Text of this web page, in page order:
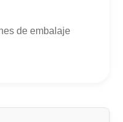
de embalaje